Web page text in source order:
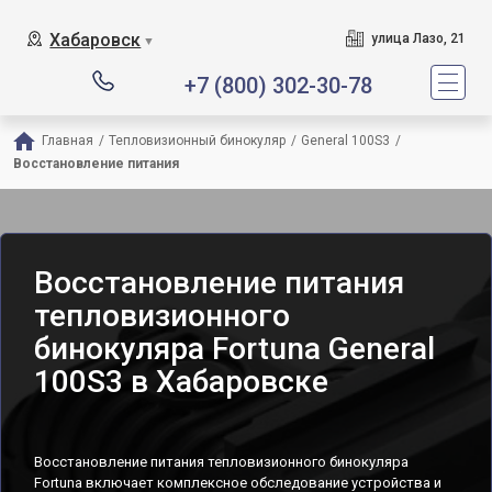
Хабаровск ▼ улица Лазо, 21
+7 (800) 302-30-78
Главная / Тепловизионный бинокуляр / General 100S3 /
Восстановление питания
Восстановление питания
тепловизионного
бинокуляра Fortuna General
100S3 в Хабаровске
Восстановление питания тепловизионного бинокуляра
Fortuna включает комплексное обследование устройства и